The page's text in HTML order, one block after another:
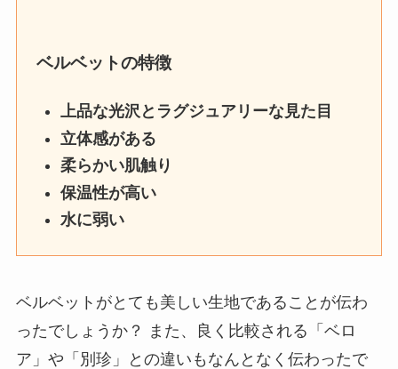
ベルベットの特徴
上品な光沢とラグジュアリーな見た目
立体感がある
柔らかい肌触り
保温性が高い
水に弱い
ベルベットがとても美しい生地であることが伝わ
ったでしょうか？ また、良く比較される「ベロ
ア」や「別珍」との違いもなんとなく伝わったで